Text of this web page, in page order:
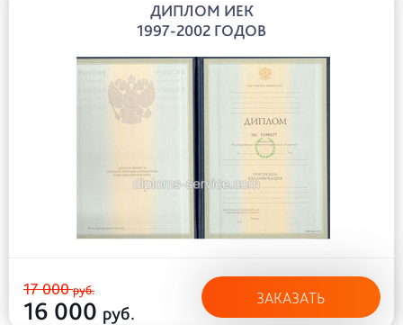
ДИПЛОМ ИЕК
1997-2002 ГОДОВ
17 000руб.
16 000 руб.
ЗАКАЗАТЬ